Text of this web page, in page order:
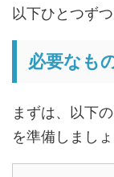
以下ひとつず
必要なも
まずは、以下
を準備しましょ